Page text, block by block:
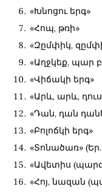
«Խնոցու երգ»
«Հոպ, թռի»
«Զըմփիկ,
«Աղջկեք, պար
«Վիճակի երգ»
«Արև, արև,
«Դան, դան
«Բոլոճկի երգ»
«Տոնածառ»
«Ավետիս
«Հոյ, նազան